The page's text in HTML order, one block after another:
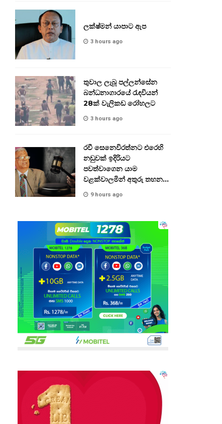
ලක්ෂ්මන් යාපාට ඇප
3 hours ago
තුවාල ලැබූ පල්ලන්සේන
බන්ධනාගාරයේ රැඳවියන්
28ක් වැලිකඩ රෝහලට
3 hours ago
රවී සෙනෙවිරත්නට එරෙහි
නඩුවක් ඉදිරියට
පවත්වාගෙන යාම
වළක්වාලමින් අතුරු තහනම්
නියෝගයක්
9 hours ago